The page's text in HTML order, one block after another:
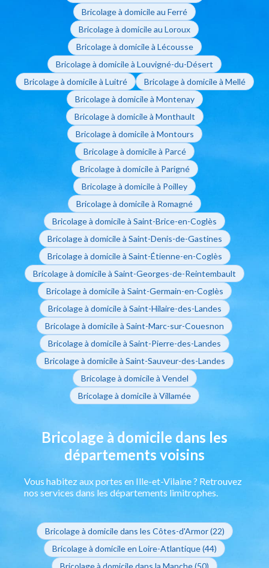
Bricolage à domicile au Ferré
Bricolage à domicile au Loroux
Bricolage à domicile à Lécousse
Bricolage à domicile à Louvigné-du-Désert
Bricolage à domicile à Luitré
Bricolage à domicile à Mellé
Bricolage à domicile à Montenay
Bricolage à domicile à Monthault
Bricolage à domicile à Montours
Bricolage à domicile à Parcé
Bricolage à domicile à Parigné
Bricolage à domicile à Poilley
Bricolage à domicile à Romagné
Bricolage à domicile à Saint-Brice-en-Coglès
Bricolage à domicile à Saint-Denis-de-Gastines
Bricolage à domicile à Saint-Étienne-en-Coglès
Bricolage à domicile à Saint-Georges-de-Reintembault
Bricolage à domicile à Saint-Germain-en-Coglès
Bricolage à domicile à Saint-Hilaire-des-Landes
Bricolage à domicile à Saint-Marc-sur-Couesnon
Bricolage à domicile à Saint-Pierre-des-Landes
Bricolage à domicile à Saint-Sauveur-des-Landes
Bricolage à domicile à Vendel
Bricolage à domicile à Villamée
Bricolage à domicile dans les
départements voisins
Vous habitez aux portes en Ille-et-Vilaine ? Retrouvez
nos services dans les départements limitrophes.
Bricolage à domicile dans les Côtes-d'Armor (22)
Bricolage à domicile en Loire-Atlantique (44)
Bricolage à domicile dans la Manche (50)